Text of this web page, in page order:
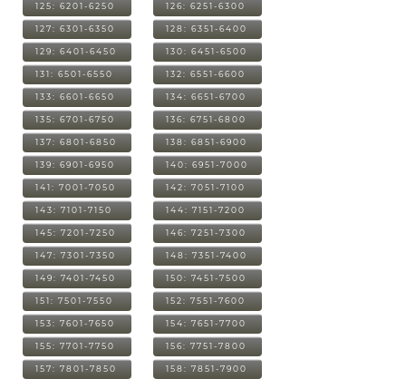
125: 6201-6250 126: 6251-6300
127: 6301-6350 128: 6351-6400
129: 6401-6450 130: 6451-6500
131: 6501-6550 132: 6551-6600
133: 6601-6650 134: 6651-6700
135: 6701-6750 136: 6751-6800
137: 6801-6850 138: 6851-6900
139: 6901-6950 140: 6951-7000
141: 7001-7050 142: 7051-7100
143: 7101-7150 144: 7151-7200
145: 7201-7250 146: 7251-7300
147: 7301-7350 148: 7351-7400
149: 7401-7450 150: 7451-7500
151: 7501-7550 152: 7551-7600
153: 7601-7650 154: 7651-7700
155: 7701-7750 156: 7751-7800
157: 7801-7850 158: 7851-7900